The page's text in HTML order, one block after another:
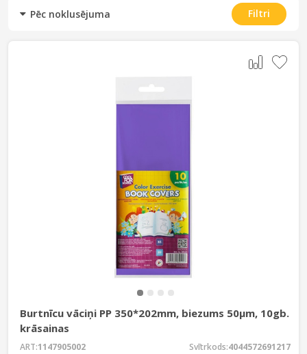
Filtri
Burtnīcu vāciņi PP 350*202mm, biezums 50µm, 10gb.
krāsainas
ART:1147905002 Svītrkods:4044572691217